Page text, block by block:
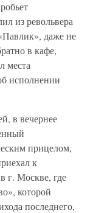
из револьвера
даже не
в кафе,
места
исполнении
в вечернее
прицелом,
к
г. Москве, где
которой
последнего,